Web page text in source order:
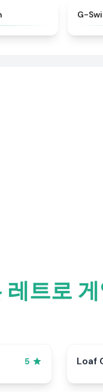
G-
레트로
5 Loaf